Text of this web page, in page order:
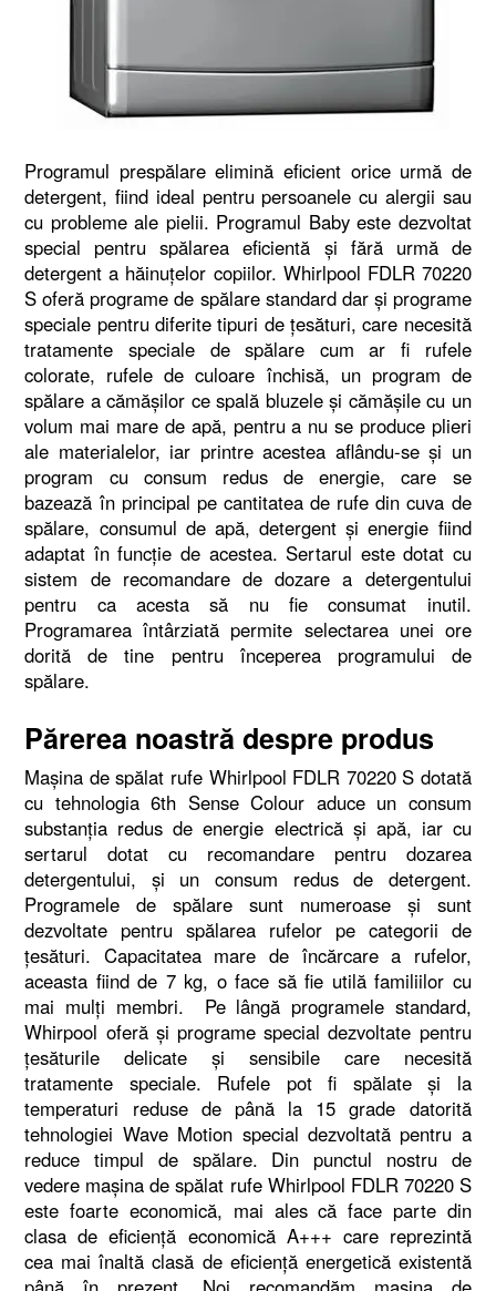
Programul prespălare elimină eficient orice urmă de
detergent, fiind ideal pentru persoanele cu alergii sau
cu probleme ale pielii. Programul Baby este dezvoltat
special pentru spălarea eficientă şi fără urmă de
detergent a hăinuţelor copiilor. Whirlpool FDLR 70220
S oferă programe de spălare standard dar şi programe
speciale pentru diferite tipuri de ţesături, care necesită
tratamente speciale de spălare cum ar fi rufele
colorate, rufele de culoare închisă, un program de
spălare a cămăşilor ce spală bluzele şi cămăşile cu un
volum mai mare de apă, pentru a nu se produce plieri
ale materialelor, iar printre acestea aflându-se şi un
program cu consum redus de energie, care se
bazează în principal pe cantitatea de rufe din cuva de
spălare, consumul de apă, detergent şi energie fiind
adaptat în funcţie de acestea. Sertarul este dotat cu
sistem de recomandare de dozare a detergentului
pentru ca acesta să nu fie consumat inutil.
Programarea întârziată permite selectarea unei ore
dorită de tine pentru începerea programului de
spălare.
Părerea noastră despre produs
Maşina de spălat rufe Whirlpool FDLR 70220 S dotată
cu tehnologia 6th Sense Colour aduce un consum
substanţia redus de energie electrică şi apă, iar cu
sertarul dotat cu recomandare pentru dozarea
detergentului, şi un consum redus de detergent.
Programele de spălare sunt numeroase şi sunt
dezvoltate pentru spălarea rufelor pe categorii de
ţesături. Capacitatea mare de încărcare a rufelor,
aceasta fiind de 7 kg, o face să fie utilă familiilor cu
mai mulţi membri. Pe lângă programele standard,
Whirpool oferă şi programe special dezvoltate pentru
ţesăturile delicate şi sensibile care necesită
tratamente speciale. Rufele pot fi spălate şi la
temperaturi reduse de până la 15 grade datorită
tehnologiei Wave Motion special dezvoltată pentru a
reduce timpul de spălare. Din punctul nostru de
vedere maşina de spălat rufe Whirlpool FDLR 70220 S
este foarte economică, mai ales că face parte din
clasa de eficienţă economică A+++ care reprezintă
cea mai înaltă clasă de eficienţă energetică existentă